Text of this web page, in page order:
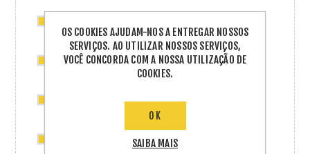
2 x Cabo 1x4mm2 1.8kv Cc Nbr 16 Vermelho
25m
3 x Kit Ceramico Smart 4,80m (Perfis 2,40m)
Solar Group
2 x Grampo Intermediario - Solar Group
OS COOKIES AJUDAM-NOS A ENTREGAR NOSSOS
SERVIÇOS. AO UTILIZAR NOSSOS SERVIÇOS,
VOCÊ CONCORDA COM A NOSSA UTILIZAÇÃO DE
COOKIES.
OK
SAIBA MAIS